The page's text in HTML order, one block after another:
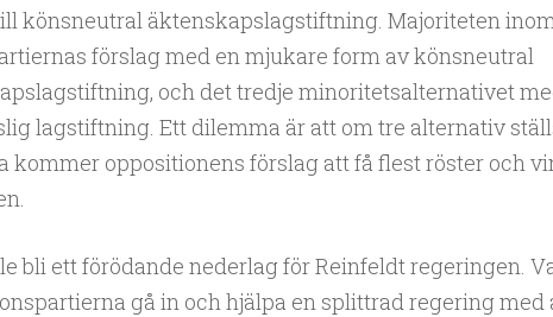
könsneutral äktenskapslagstiftning. Majoriteten
förslag med en mjukare form av könsneutral
och det tredje minoritetsalternativet
lagstiftning. Ett dilemma är att om tre alternativ
kommer oppositionens förslag att få flest röster och
bli ett förödande nederlag för Reinfeldt regeringen.
gå in och hjälpa en splittrad regering med